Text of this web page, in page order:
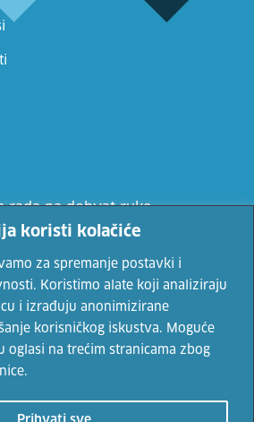
koristi kolačiće
za spremanje postavki i
Koristimo alate koji analiziraju
i izrađuju anonimizirane
korisničkog iskustva. Moguće
oglasi na trećim stranicama zbog
rada na dohvat ruke
priliku, prijavi se